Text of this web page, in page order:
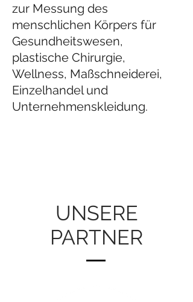
zur Messung des
menschlichen Körpers für
Gesundheitswesen,
plastische Chirurgie,
Wellness, Maßschneiderei,
Einzelhandel und
Unternehmenskleidung.
UNSERE
PARTNER